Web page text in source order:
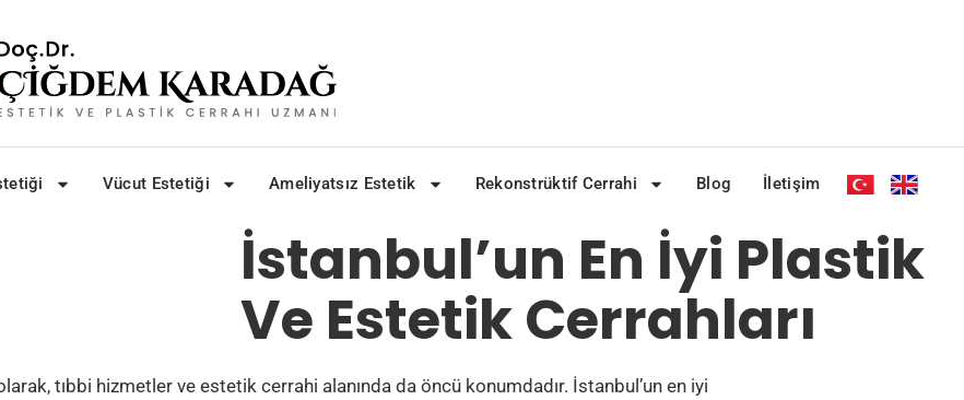
Vücut Estetiği Ameliyatsız Estetik Rekonstrüktif Cerrahi Blog İletişim
İstanbul’un En İyi Plastik
Ve Estetik Cerrahları
tıbbi hizmetler ve estetik cerrahi alanında da öncü konumdadır. İstanbul’un en iyi